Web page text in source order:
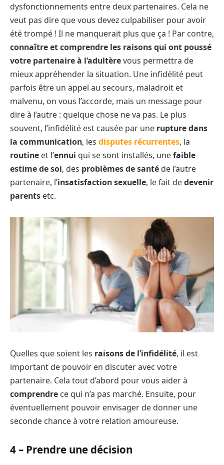
dysfonctionnements entre deux partenaires. Cela ne
veut pas dire que vous devez culpabiliser pour avoir
été trompé ! Il ne manquerait plus que ça ! Par contre,
connaître et comprendre les raisons qui ont poussé
votre partenaire à l’adultèrevous permettra de
mieux appréhender la situation. Une infidélité peut
parfois être un appel au secours, maladroit et
malvenu, on vous l’accorde, mais un message pour
dire à l’autre : quelque chose ne va pas. Le plus
souvent, l’infidélité est causée par une rupture dans
la communication, les disputes récurrentes, la
routine et l’ennui qui se sont installés, unefaible
estime de soi, des problèmes de santé de l’autre
partenaire, l’insatisfaction sexuelle, le fait dedevenir
parents etc.
Quelles que soient les raisons de l’infidélité, il est
important de pouvoir en discuter avec votre
partenaire. Cela tout d’abord pour vous aider à
comprendre ce qui n’a pas marché. Ensuite, pour
éventuellement pouvoir envisager de donner une
seconde chance à votre relation amoureuse.
4 – Prendre une décision